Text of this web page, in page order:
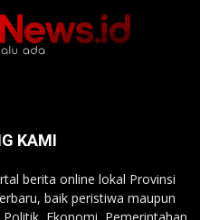
KAMI
berita online lokal Provinsi
baik peristiwa maupun